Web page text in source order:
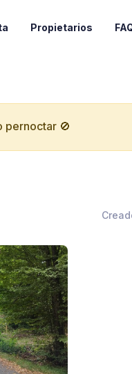
Propietarios
pernoctar 🚫